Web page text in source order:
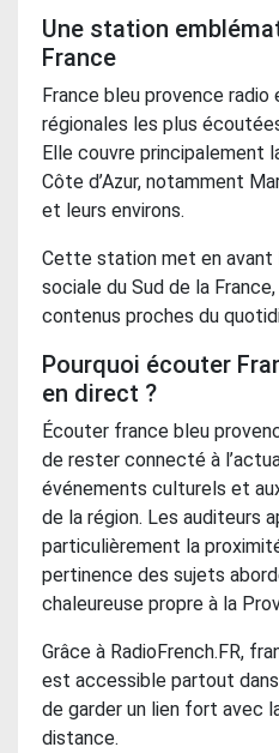
Une station
France
France bleu provence radio
régionales les plus
Elle couvre principalement
Côte d’Azur, notamment
et leurs environs.
Cette station met en
sociale du Sud de la
contenus proches du
Pourquoi écouter
en direct ?
Écouter france bleu
de rester connecté à
événements culturels et
de la région. Les auditeurs
particulièrement la
pertinence des sujets
chaleureuse propre à la
Grâce à RadioFrench.FR,
est accessible partout
de garder un lien fort avec
distance.